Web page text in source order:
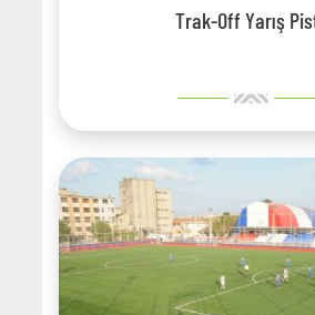
Trak-Off Yarış